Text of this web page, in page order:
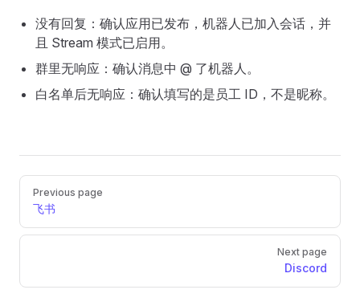
没有回复：确认应用已发布，机器人已加入会话，并
且 Stream 模式已启用。
群里无响应：确认消息中 @ 了机器人。
白名单后无响应：确认填写的是员工 ID，不是昵称。
Pager
Previous page
飞书
Next page
Discord